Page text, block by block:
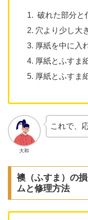
破れた部分と
穴より少し大
厚紙を中に入
厚紙とふすま
厚紙とふすま
大和
これで、
襖（ふすま）の
ムと修理方法